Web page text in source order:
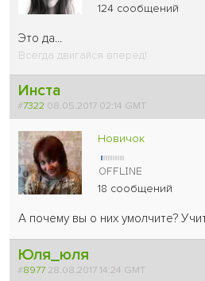
124 сообщений
Это да...
Всегда двигайся вперед!
Инста
#7322 08.05.2017 02:14 GMT
Новичок
18 сообщений
А почему вы о них умолчите?
Юля_юля
#897728.08.2017 14:24 GMT